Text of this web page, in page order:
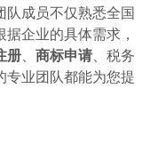
队成员不仅熟悉全国
企业的具体需求，
册 商标申请 、税务
专业团队都能为您提